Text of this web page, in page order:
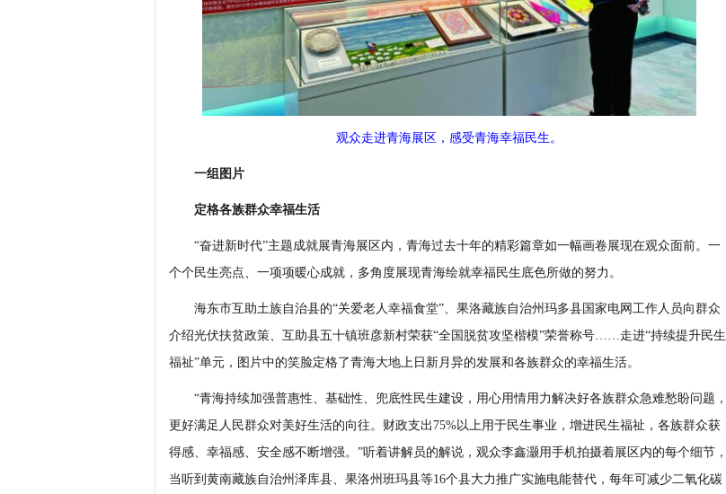
观众走进青海展区，感受青海幸福民生。
一组图片
定格各族群众幸福生活
“奋进新时代”主题成就展青海展区内，青海过去十年的精彩篇章如一幅画卷展现在观众面前。一
个个民生亮点、一项项暖心成就，多角度展现青海绘就幸福民生底色所做的努力。
海东市互助土族自治县的“关爱老人幸福食堂”、果洛藏族自治州玛多县国家电网工作人员向群众
介绍光伏扶贫政策、互助县五十镇班彦新村荣获“全国脱贫攻坚楷模”荣誉称号……走进“持续提升民生
福祉”单元，图片中的笑脸定格了青海大地上日新月异的发展和各族群众的幸福生活。
“青海持续加强普惠性、基础性、兜底性民生建设，用心用情用力解决好各族群众急难愁盼问题，
更好满足人民群众对美好生活的向往。财政支出75%以上用于民生事业，增进民生福祉，各族群众获
得感、幸福感、安全感不断增强。”听着讲解员的解说，观众李鑫灏用手机拍摄着展区内的每个细节，
当听到黄南藏族自治州泽库县、果洛州班玛县等16个县大力推广实施电能替代，每年可减少二氧化碳